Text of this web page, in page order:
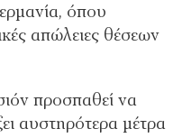
όπου
απώλειες θέσεων
προσπαθεί να
αυστηρότερα µέτρα